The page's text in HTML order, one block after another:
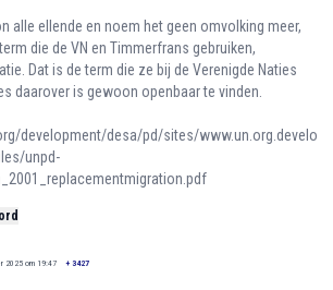
alle ellende en noem het geen omvolking meer,
die de VN en Timmerfrans gebruiken,
Dat is de term die ze bij de Verenigde Naties
daarover is gewoon openbaar te vinden.
development/desa/pd/sites/www.un.org.develo
unpd-
2025 om 19:47 + 3427